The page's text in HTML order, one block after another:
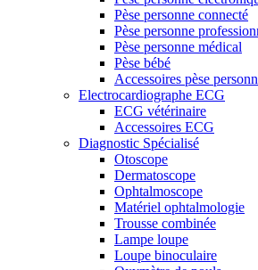
Pèse personne connecté
Pèse personne
Pèse personne médical
Pèse bébé
Accessoires pèse
Electrocardiographe ECG
ECG vétérinaire
Accessoires ECG
Diagnostic Spécialisé
Otoscope
Dermatoscope
Ophtalmoscope
Matériel ophtalmologie
Trousse combinée
Lampe loupe
Loupe binoculaire